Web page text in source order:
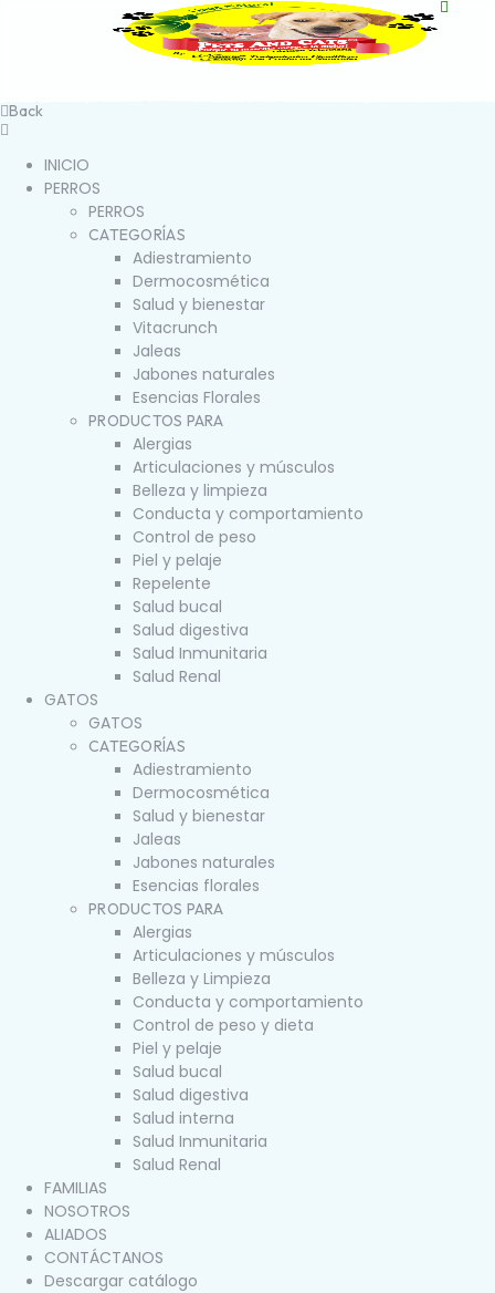
Back
INICIO
PERROS
PERROS
CATEGORÍAS
Adiestramiento
Dermocosmética
Salud y bienestar
Vitacrunch
Jaleas
Jabones naturales
Esencias Florales
PRODUCTOS PARA
Alergias
Articulaciones y músculos
Belleza y limpieza
Conducta y comportamiento
Control de peso
Piel y pelaje
Repelente
Salud bucal
Salud digestiva
Salud Inmunitaria
Salud Renal
GATOS
GATOS
CATEGORÍAS
Adiestramiento
Dermocosmética
Salud y bienestar
Jaleas
Jabones naturales
Esencias florales
PRODUCTOS PARA
Alergias
Articulaciones y músculos
Belleza y Limpieza
Conducta y comportamiento
Control de peso y dieta
Piel y pelaje
Salud bucal
Salud digestiva
Salud interna
Salud Inmunitaria
Salud Renal
FAMILIAS
NOSOTROS
ALIADOS
CONTÁCTANOS
Descargar catálogo